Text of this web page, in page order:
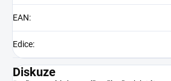
EAN:
Edice:
Diskuze